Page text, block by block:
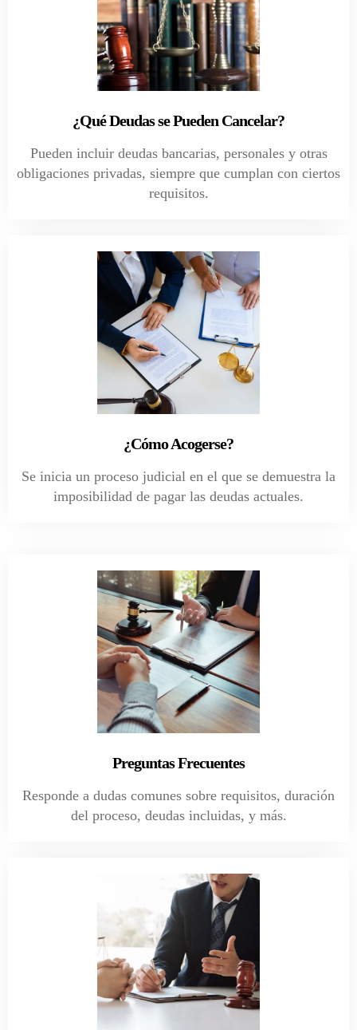
¿Qué Deudas se Pueden Cancelar?
Pueden incluir deudas bancarias, personales y otras
obligaciones privadas, siempre que cumplan con ciertos
requisitos.
¿Cómo Acogerse?
Se inicia un proceso judicial en el que se demuestra la
imposibilidad de pagar las deudas actuales.
Preguntas Frecuentes
Responde a dudas comunes sobre requisitos, duración
del proceso, deudas incluidas, y más.